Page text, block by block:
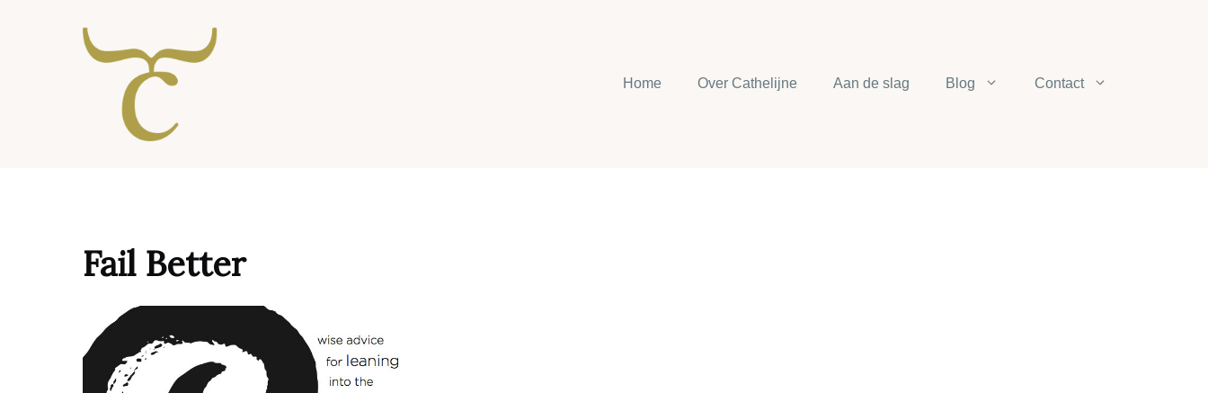
Home Over Cathelijne Aan de slag Blog Contact
Fail Better